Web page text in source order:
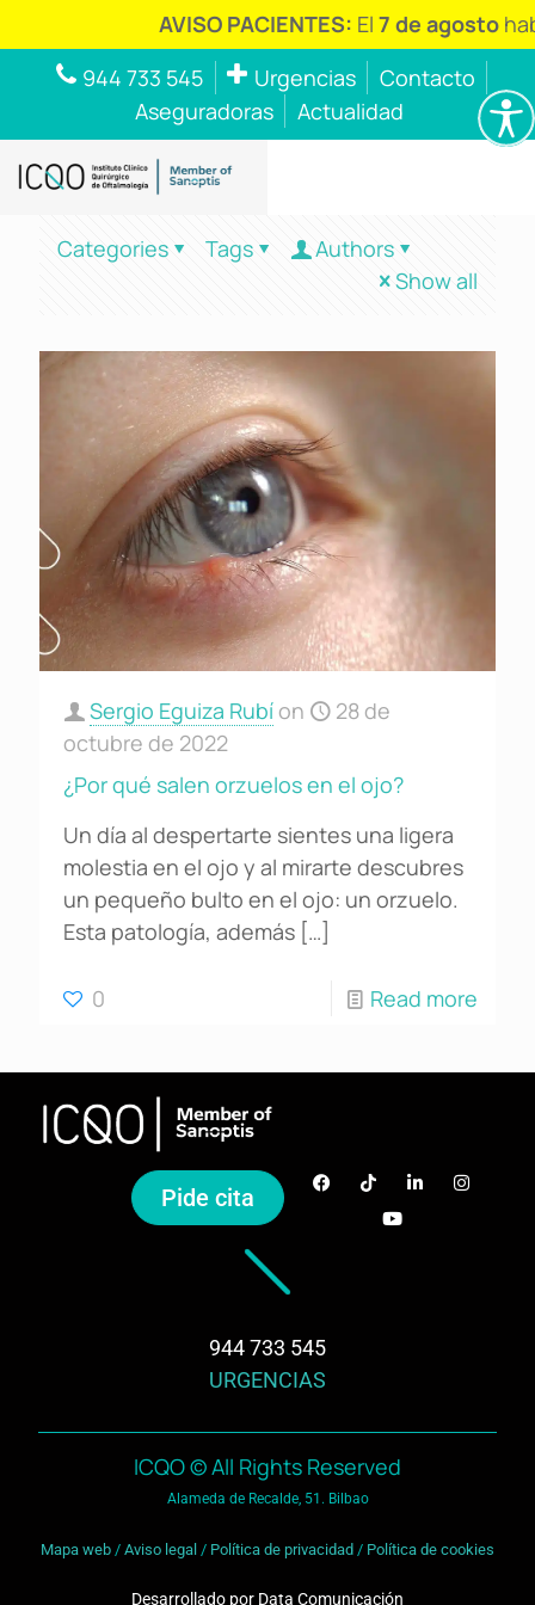
AVISO PACIENTES:El7 de agosto
944 733 545
Urgencias
Contacto
Aseguradoras
Actualidad
Categories Tags
Authors
Show all
Sergio Eguiza Rubí on
28 de
octubre de 2022
¿Por qué salen orzuelos en el ojo?
Un día al despertarte sientes una ligera
molestia en el ojo y al mirarte descubres
un pequeño bulto en el ojo: un orzuelo.
Esta patología, además […]
0 Read more
Pide cita
944 733 545
URGENCIAS
ICQO © All Rights Reserved
Alameda de Recalde, 51. Bilbao
Mapa web / Aviso legal / Política de privacidad / Política de cookies
Desarrollado por Data Comunicación